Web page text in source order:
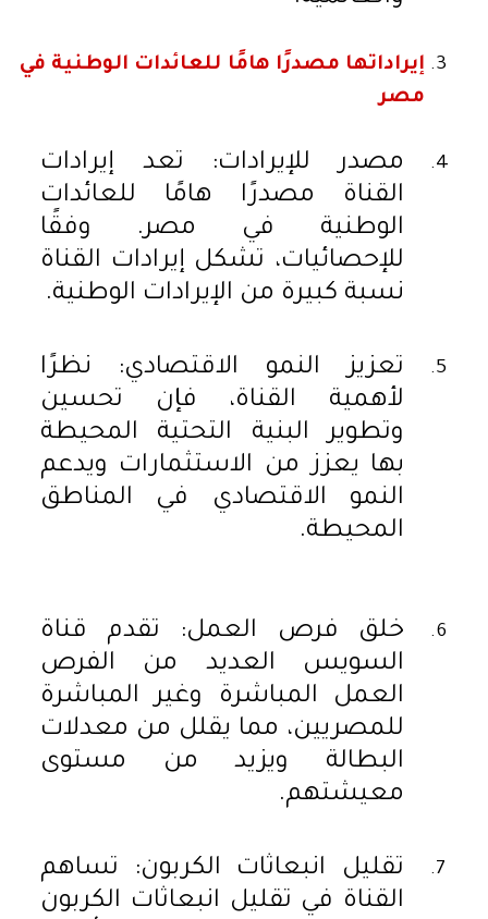
إيراداتها مصدرًا هامًا للعائدات الوطنية في
مصر
مصدر للإيرادات: تعد إيرادات
القناة مصدرًا هامًا للعائدات
الوطنية في مصر. وفقًا
للإحصائيات، تشكل إيرادات القناة
نسبة كبيرة من الإيرادات الوطنية.
تعزيز النمو الاقتصادي: نظرًا
لأهمية القناة، فإن تحسين
وتطوير البنية التحتية المحيطة
بها يعزز من الاستثمارات ويدعم
النمو الاقتصادي في المناطق
المحيطة.
خلق فرص العمل: تقدم قناة
السويس العديد من الفرص
العمل المباشرة وغير المباشرة
للمصريين، مما يقلل من معدلات
البطالة ويزيد من مستوى
معيشتهم.
تقليل انبعاثات الكربون: تساهم
القناة في تقليل انبعاثات الكربون